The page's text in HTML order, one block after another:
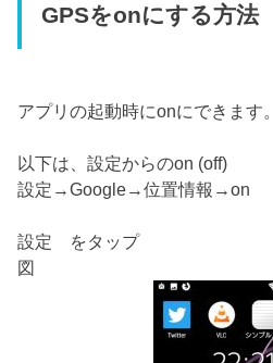
GPSをonにする方法
アプリの起動時にonにできます。
以下は、設定からのon (off)
設定→Google→位置情報→on
設定 をタップ
図